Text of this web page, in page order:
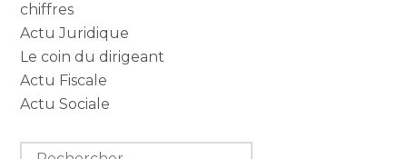
chiffres
Actu Juridique
Le coin du dirigeant
Actu Fiscale
Actu Sociale
Rechercher :